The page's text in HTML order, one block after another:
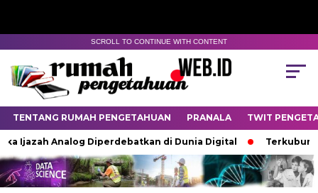
SCROLL TO CONTINUE WITH CONTENT
TENTANG RUMAH PENGETAHUAN PRANALA TWIT
Ijazah Analog Diperdebatkan di Dunia Digital Terkubur